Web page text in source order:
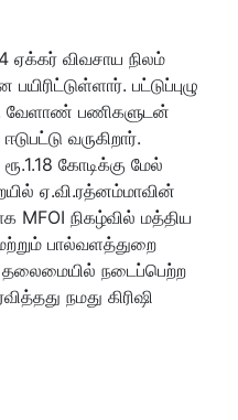
ஏக்கர் விவசாய நிலம்
பட்டுப்புழு
வேளாண் பணிகளுடன்
வருகிறார்.
கோடிக்கு மேல்
ஏ.வி.ரத்னம்மாவின்
MFOI நிகழ்வில் மத்திய
பால்வளத்துறை
நடைப்பெற்ற
நமது கிரிஷி